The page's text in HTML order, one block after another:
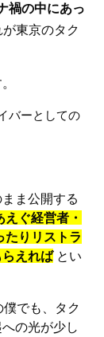
禍の中にあっ
東京のタク
バーとしての
ま公開する
えぐ経営者・
たりリストラ
えればとい
僕でも、タク
の光が少し